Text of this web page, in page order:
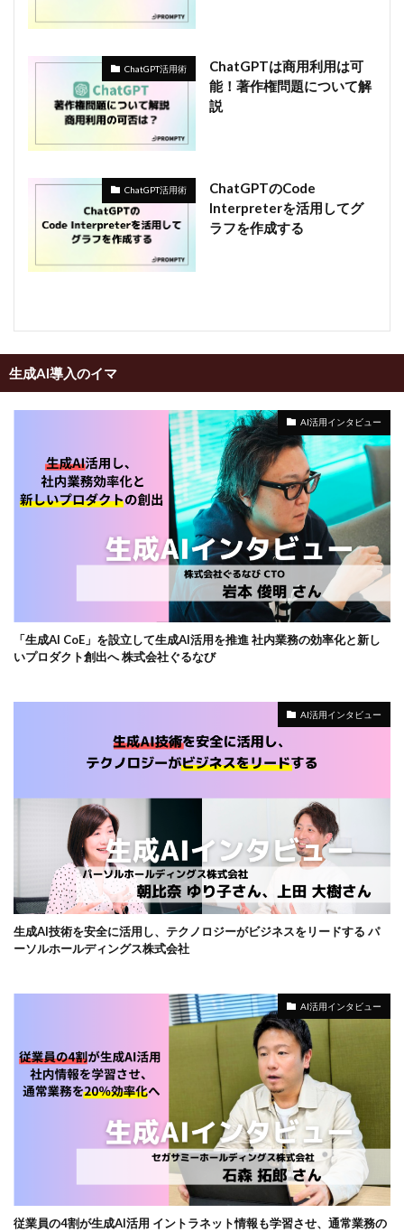
ChatGPT活用術
ChatGPTは商用利用は可
能！著作権問題について解
説
ChatGPT活用術
ChatGPTのCode
Interpreterを活用してグ
ラフを作成する
生成AI導入のイマ
AI活用インタビュー
「生成AI CoE」を設立して生成AI活用を推進 社内業務の効率化と新し
いプロダクト創出へ 株式会社ぐるなび
AI活用インタビュー
生成AI技術を安全に活用し、テクノロジーがビジネスをリードする パ
ーソルホールディングス株式会社
AI活用インタビュー
従業員の4割が生成AI活用 イントラネット情報も学習させ、通常業務の